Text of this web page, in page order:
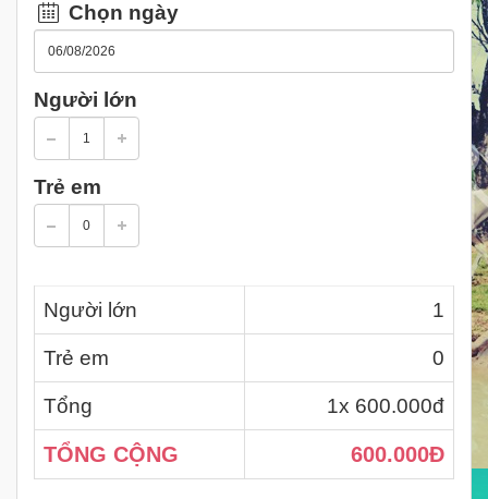
Chọn ngày
Người lớn
Trẻ em
Người lớn 1
Trẻ em 0
Tổng 1x 600.000đ
TỔNG CỘNG 600.000Đ